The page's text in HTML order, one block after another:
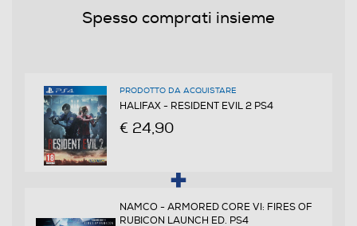
ITA
PEGI
da 18 anni in su
Spesso comprati insieme
PRODOTTO DA ACQUISTARE
HALIFAX - RESIDENT EVIL 2 PS4
€ 24,90
NAMCO - ARMORED CORE VI: FIRES OF
RUBICON LAUNCH ED. PS4